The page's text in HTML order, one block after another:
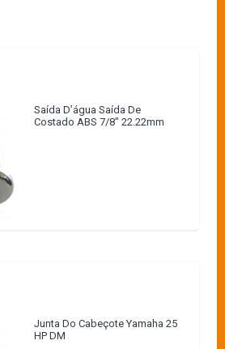
Saída D’água Saída De
Costado ABS 7/8″ 22.22mm
Junta Do Cabeçote Yamaha 25
HP DM